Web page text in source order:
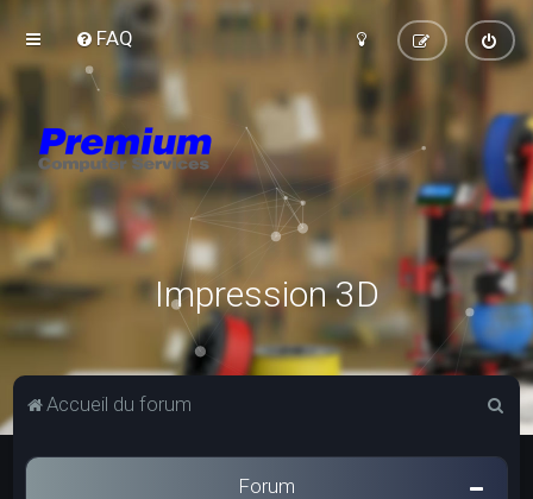
FAQ
Impression 3D
Accueil du forum
c
Forum